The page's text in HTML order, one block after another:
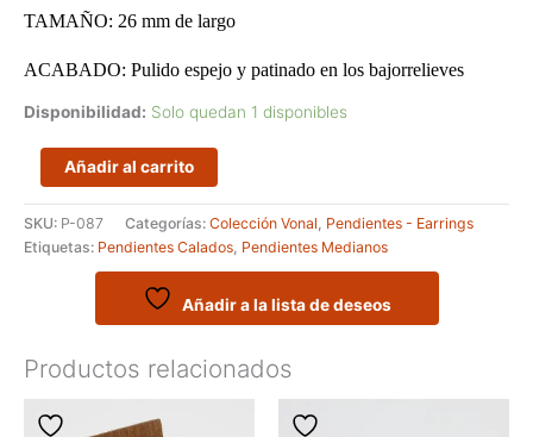
TAMAÑO: 26 mm de largo
ACABADO: Pulido espejo y patinado en los bajorrelieves
Disponibilidad: Solo quedan 1 disponibles
Pendientes
con
formas
romboidales
calados
Añadir al carrito
SKU: P-087 Categorías: Colección Vonal, Pendientes - Earrings
Etiquetas: Pendientes Calados, Pendientes Medianos
Añadir a la lista de deseos
Productos relacionados